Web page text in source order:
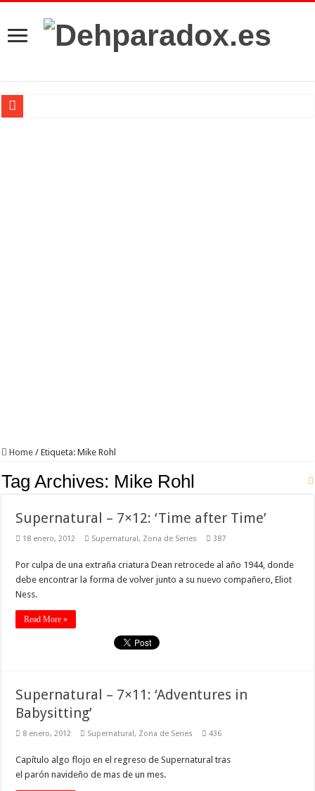
Home / Etiqueta:Mike Rohl
Tag Archives: Mike Rohl
Supernatural – 7×12: ‘Time after Time’
18 enero, 2012 Supernatural, Zona de Series 387
Por culpa de una extraña criatura Dean retrocede al año 1944, donde
debe encontrar la forma de volver junto a su nuevo compañero, Eliot
Ness.
Read More »
Supernatural – 7×11: ‘Adventures in
Babysitting’
8 enero, 2012 Supernatural, Zona de Series 436
Capítulo algo flojo en el regreso de Supernatural tras
el parón navideño de mas de un mes.